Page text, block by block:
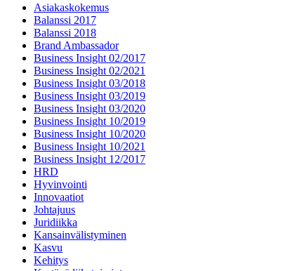
Asiakaskokemus
Balanssi 2017
Balanssi 2018
Brand Ambassador
Business Insight 02/2017
Business Insight 02/2021
Business Insight 03/2018
Business Insight 03/2019
Business Insight 03/2020
Business Insight 10/2019
Business Insight 10/2020
Business Insight 10/2021
Business Insight 12/2017
HRD
Hyvinvointi
Innovaatiot
Johtajuus
Juridiikka
Kansainvälistyminen
Kasvu
Kehitys